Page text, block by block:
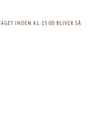
INDEN KL. 15.00 BLIVER SÅ